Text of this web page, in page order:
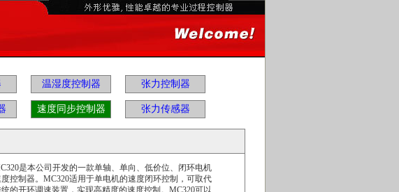
温湿度控制器 张力控制器
速度同步控制器 张力传感器
是本公司开发的一款单轴、单向、低价位、闭环电机
控制器。MC320适用于单电机的速度闭环控制，可取代
的开环调速装置，实现高精度的速度控制。MC320可以